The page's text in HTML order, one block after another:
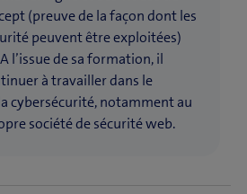
(preuve de la façon dont les
peuvent être exploitées)
l’issue de sa formation, il
à travailler dans le
cybersécurité, notamment au
société de sécurité web.